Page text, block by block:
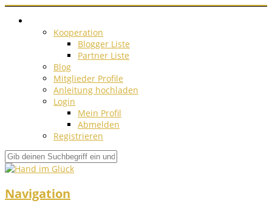
Kooperation
Blogger Liste
Partner Liste
Blog
Mitglieder Profile
Anleitung hochladen
Login
Mein Profil
Abmelden
Registrieren
Navigation